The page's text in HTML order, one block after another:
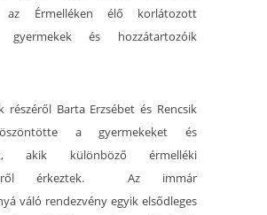
az Érmelléken élő korlátozott
gyermekek és hozzátartozóik
részéről Barta Erzsébet és Rencsik
a gyermekeket és
akik különböző érmelléki
érkeztek. Az immár
váló rendezvény egyik elsődleges